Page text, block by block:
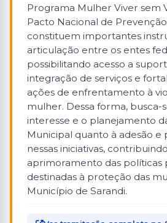
Programa Mulher Viver sem
Pacto Nacional de
constituem importantes
articulação entre os entes
possibilitando acesso a
integração de serviços e
ações de enfrentamento à
mulher. Dessa forma, busca-
interesse e o planejamento
Municipal quanto à adesão e
nessas iniciativas,
aprimoramento das políticas
destinadas à proteção das
Município de Sarandi.